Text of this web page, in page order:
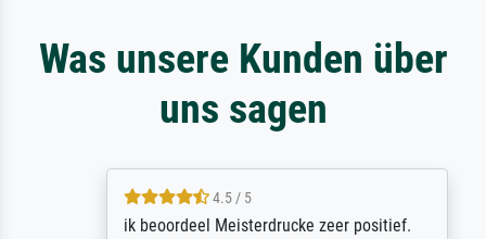
Was unsere Kunden über
uns sagen
4.5 / 5
ik beoordeel Meisterdrucke zeer positief.